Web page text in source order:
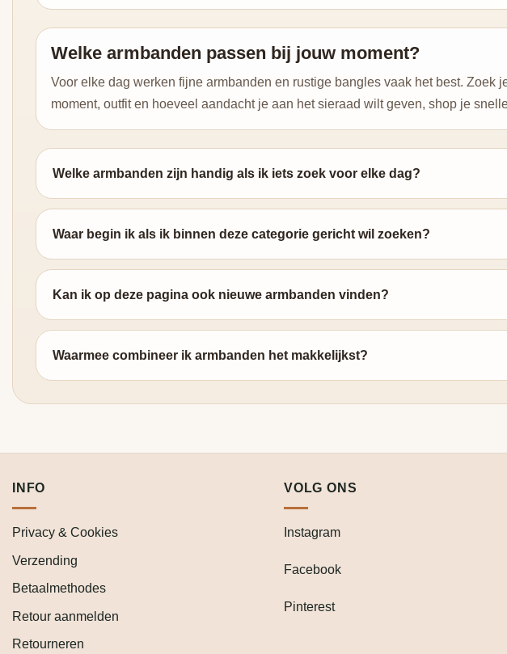
Welke armbanden passen bij jouw moment?
Voor elke dag werken fijne armbanden en rustige bangles vaak het best.
moment, outfit en hoeveel aandacht je aan het sieraad wilt geven, shop je
Welke armbanden zijn handig als ik iets zoek voor elke dag?
Waar begin ik als ik binnen deze categorie gericht wil zoeken?
Kan ik op deze pagina ook nieuwe armbanden vinden?
Waarmee combineer ik armbanden het makkelijkst?
INFO
Privacy & Cookies
Verzending
Betaalmethodes
Retour aanmelden
Retourneren
VOLG ONS
Instagram
Facebook
Pinterest